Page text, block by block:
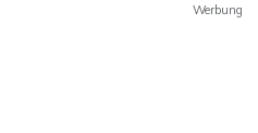
Werbung